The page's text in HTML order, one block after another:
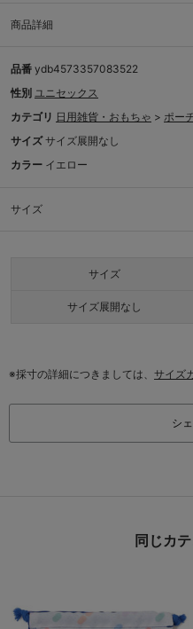
商品詳細
品番 ydb4573357083522
性別 ユニセックス
カテゴリ 日用雑貨・おもちゃ > ポー
サイズ サイズ展開なし
カラー イエロー
サイズ
サイズ
サイズ展開なし
※採寸の詳細につきましては、 サイズ
シ
同じカ